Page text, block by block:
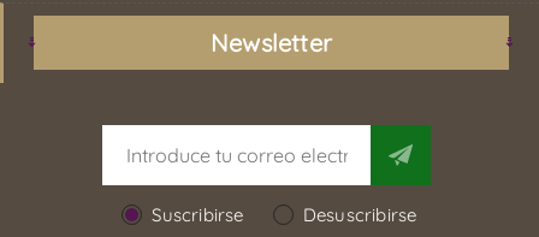
Newsletter
Suscribirse Desuscribirse